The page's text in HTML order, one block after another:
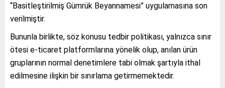
“Basitleştirilmiş Gümrük Beyannamesi” uygulamasına son
verilmiştir.
Bununla birlikte, söz konusu tedbir politikası, yalnızca sınır
ötesi e-ticaret platformlarına yönelik olup, anılan ürün
gruplarının normal denetimlere tabi olmak şartıyla ithal
edilmesine ilişkin bir sınırlama getirmemektedir.